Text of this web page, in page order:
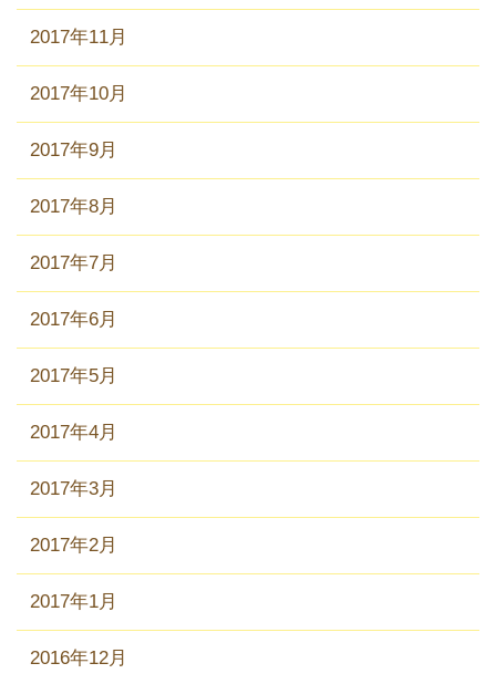
2017年11月
2017年10月
2017年9月
2017年8月
2017年7月
2017年6月
2017年5月
2017年4月
2017年3月
2017年2月
2017年1月
2016年12月